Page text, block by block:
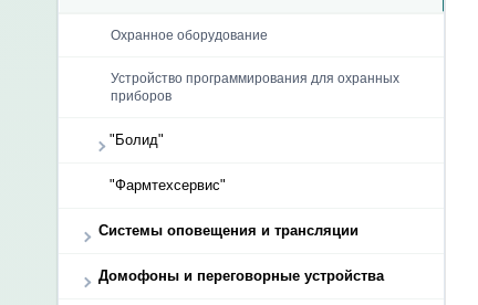
Охранное оборудование
Устройство программирования для охранных
приборов
"Болид"
"Фармтехсервис"
Системы оповещения и трансляции
Домофоны и переговорные устройства